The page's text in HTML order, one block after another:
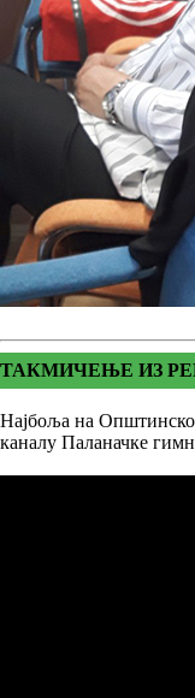
ТАКМИЧЕЊЕ ИЗ
Најбоља на
каналу Паланачке